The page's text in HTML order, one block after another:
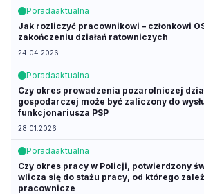
Poradaaktualna
Jak rozliczyć pracownikowi – członkowi
zakończeniu działań ratowniczych
24.04.2026
Poradaaktualna
Czy okres prowadzenia pozarolniczej
gospodarczej może być zaliczony do
funkcjonariusza PSP
28.01.2026
Poradaaktualna
Czy okres pracy w Policji, potwierdzony
wlicza się do stażu pracy, od którego
pracownicze